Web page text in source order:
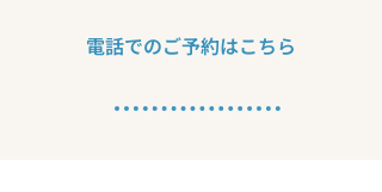
​電話でのご予約はこちら